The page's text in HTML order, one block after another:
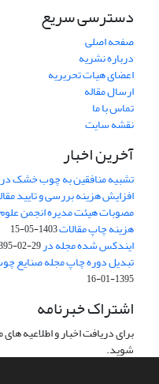
دسترسی سریع
صفحه اصلی
درباره نشریه
اعضای هیات تحریریه
ارسال مقاله
تماس با ما
نقشه سایت
آخرین اخبار
تشبیه منافقین به چوب خشک
افزایش هزینه بررسی و تایید
مصوبات هیئت مدیره انجمن
هزینه چاپ مقالات1403-05-15
ایندکس شده مجله در DOAJ02-29
تبدیل دوره چاپ مجله صنایع
1395-01-16
اشتراک خبرنامه
برای دریافت اخبار و اطلاعیه
شوید.